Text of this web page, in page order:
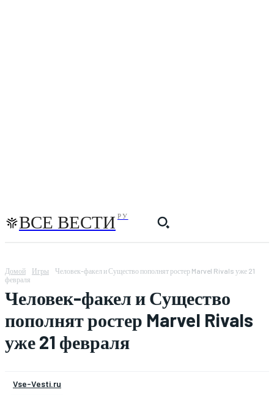
ВСЕ ВЕСТИ РУ
Домой Игры
Человек-факел и Существо пополнят ростер Marvel Rivals уже 21
февраля
Человек-факел и Существо
пополнят ростер Marvel Rivals
уже 21 февраля
Vse-Vesti.ru